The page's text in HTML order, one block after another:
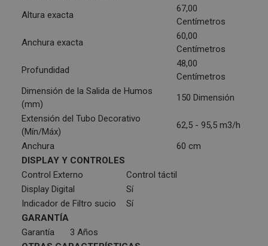
Altura exacta
67,00
Centímetros
Anchura exacta
60,00
Centímetros
Profundidad
48,00
Centímetros
Dimensión de la Salida de Humos
(mm)
150 Dimensión
Extensión del Tubo Decorativo
(Mín/Máx)
62,5 - 95,5 m3/h
Anchura
60 cm
DISPLAY Y CONTROLES
Control Externo
Control táctil
Display Digital
Sí
Indicador de Filtro sucio
Sí
GARANTÍA
Garantía
3 Años